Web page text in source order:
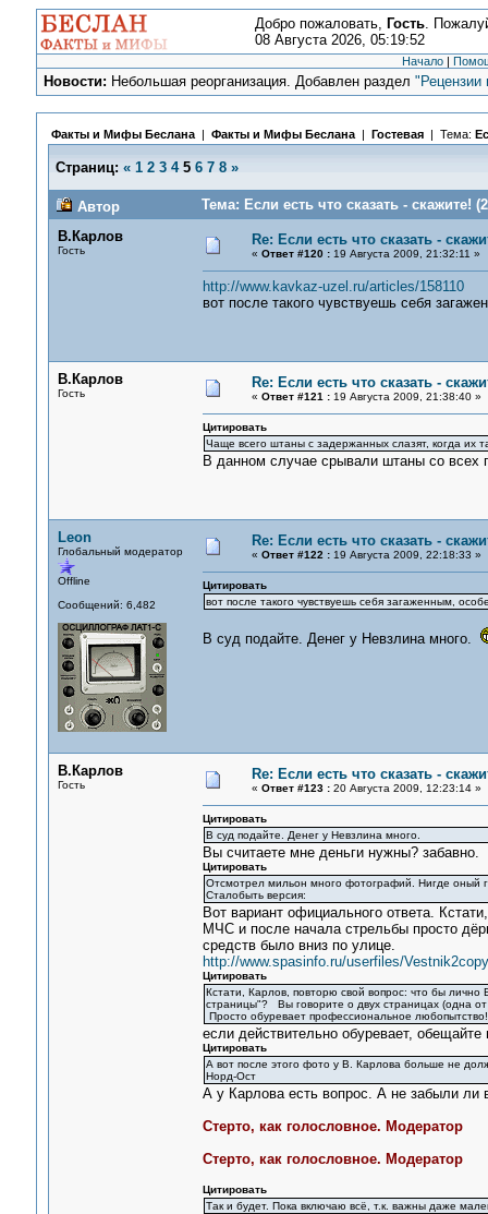
Добро пожаловать, Гость.
08 Августа 2026, 05:19:52
Начало |
Новости: Небольшая реорганизация. Добавлен раздел"Рецензии
Факты и Мифы Беслана| Факты и Мифы Беслана| Гостевая | Тема:
Страниц: « 1 2 3 4 5 6 7 8 »
Автор
Тема: Если есть что сказать - скажите!
В.Карлов
Гость
Re: Если есть что сказать -
« Ответ #120 :19 Августа 2009, 21:32:11 »
http://www.kavkaz-uzel.ru/articles/158110
вот после такого чувствуешь себя
В.Карлов
Гость
Re: Если есть что сказать -
« Ответ #121 :19 Августа 2009, 21:38:40 »
Цитировать
Чаще всего штаны с задержанных слазят, когда их
В данном случае срывали штаны со всех
Leon
Глобальный модератор
Offline
Сообщений: 6,482
Re: Если есть что сказать -
« Ответ #122 :19 Августа 2009, 22:18:33 »
Цитировать
вот после такого чувствуешь себя загаженным,
В суд подайте. Денег у Невзлина много.
В.Карлов
Гость
Re: Если есть что сказать -
« Ответ #123 :20 Августа 2009, 12:23:14 »
Цитировать
В суд подайте. Денег у Невзлина много.
Вы считаете мне деньги нужны? забавно.
Цитировать
Отсмотрел мильон много фотографий. Нигде оный
Сталобыть версия:
Вот вариант официального ответа.
МЧС и после начала стрельбы просто
средств было вниз по улице.
http://www.spasinfo.ru/userfiles/
Цитировать
Кстати, Карлов, повторю свой вопрос: что бы
страницы"? Вы говорите о двух страницах (одна
Просто обуревает профессиональное
если действительно обуревает,
Цитировать
А вот после этого фото у В. Карлова больше не
Норд-Ост
А у Карлова есть вопрос. А не забыли
Стерто, как голословное. Модератор
Стерто, как голословное. Модератор
Цитировать
Так и будет. Пока включаю всё, т.к. важны даже